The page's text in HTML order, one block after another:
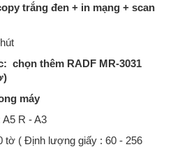
trắng đen + in mạng + scan
chọn thêm RADF MR-3031
máy
R - A3
tờ ( Định lượng giấy : 60 - 256